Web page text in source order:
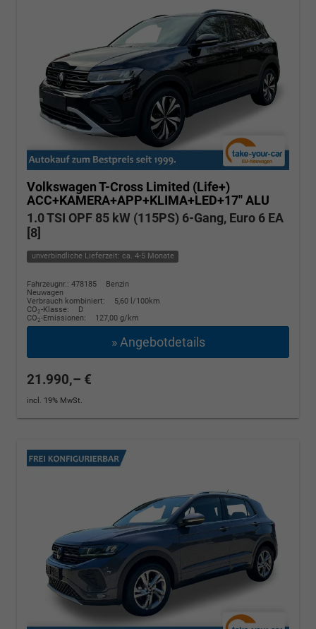
Volkswagen T-Cross Limited (Life+)
ACC+KAMERA+APP+KLIMA+LED+17'' ALU
1.0 TSI OPF 85 kW (115PS) 6-Gang, Euro 6 EA
[8]
unverbindliche Lieferzeit: ca. 4-5 Monate
Fahrzeugnr.: 478185
Benzin
Neuwagen
Verbrauch kombiniert:
5,60 l/100km
CO2-Klasse:
D
CO2-Emissionen: 127,00 g/km
» Angebotdetails
21.990,– €
incl. 19% MwSt.